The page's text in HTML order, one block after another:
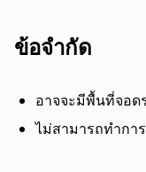
ข้อจำกัด
อาจจะมีพื้นที่จอด
ไม่สามารถทำกา